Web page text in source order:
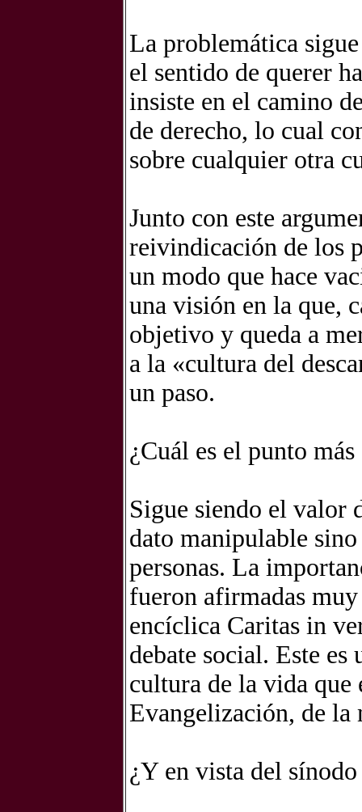
La problemática
el sentido de querer
insiste en el camino
de derecho, lo cual
sobre cualquier otra
Junto con este
reivindicación de los
un modo que hace
una visión en la que,
objetivo y queda a
a la «cultura del
un paso.
¿Cuál es el punto
Sigue siendo el valor
dato manipulable
personas. La
fueron afirmadas
encíclica Caritas in
debate social. Este
cultura de la vida que
Evangelización, de la
¿Y en vista del